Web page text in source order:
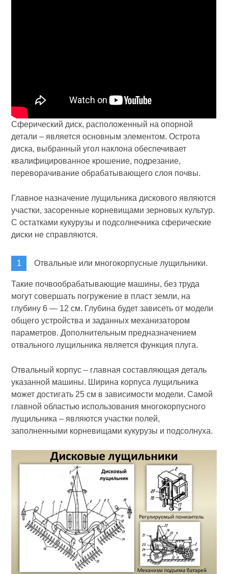
Сферический диск, расположенный на опорной
детали – является основным элементом. Острота
диска, выбранный угол наклона обеспечивает
квалифицированное крошение, подрезание,
переворачивание обрабатывающего слоя почвы.
Главное назначение лущильника дискового являются
участки, засоренные корневищами зерновых культур.
С остатками кукурузы и подсолнечника сферические
диски не справляются.
Отвальные или многокорпусные лущильники.
Такие почвообрабатывающие машины, без труда
могут совершать погружение в пласт земли, на
глубину 6 — 12 см. Глубина будет зависеть от модели
общего устройства и заданных механизатором
параметров. Дополнительным предназначением
отвального лущильника является функция плуга.
Отвальный корпус – главная составляющая деталь
указанной машины. Ширина корпуса лущильника
может достигать 25 см в зависимости модели. Самой
главной областью использования многокорпусного
лущильника – являются участки полей,
заполненными корневищами кукурузы и подсолнуха.